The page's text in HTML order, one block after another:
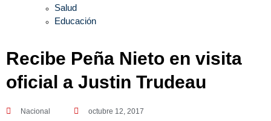
Salud
Educación
Recibe Peña Nieto en visita
oficial a Justin Trudeau
Nacional octubre 12, 2017